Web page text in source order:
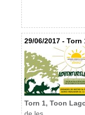
29/06/2017 -
Torn 1, Toon